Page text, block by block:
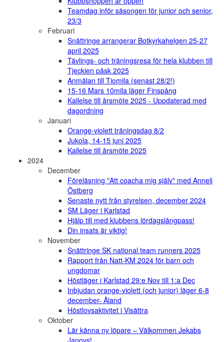
Teamdag inför säsongen för junior och senior,
23/3
Februari
Snättringe arrangerar Botkyrkahelgen 25-27
april 2025
Tävlings- och träningsresa för hela klubben till
Tjeckien påsk 2025
Anmälan till Tiomila (senast 28/2!)
15-16 Mars 10mila läger Finspång
Kallelse till årsmöte 2025 - Uppdaterad med
dagordning
Januari
Orange-violett träningsdag 8/2
Jukola, 14-15 juni 2025
Kallelse till årsmöte 2025
2024
December
Föreläsning "Att coacha mig själv" med Anneli
Östberg
Senaste nytt från styrelsen, december 2024
SM Läger i Karlstad
Hjälp till med klubbens lördagslångpass!
Din insats är viktig!
November
Snättringe SK national team runners 2025
Rapport från Natt-KM 2024 för barn och
ungdomar
Höstläger i Karlstad 29:e Nov till 1:a Dec
Inbjudan orange-violett (och junior) läger 6-8
december- Åland
Höstlovsaktivitet i Visättra
Oktober
Lär känna ny löpare – Välkommen Jekabs